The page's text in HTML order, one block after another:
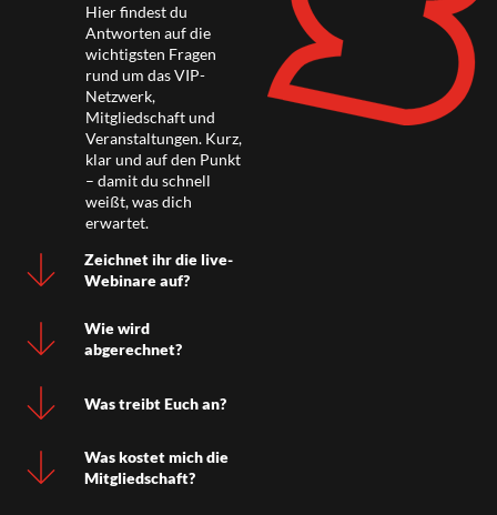
Hier findest du
Antworten auf die
wichtigsten Fragen
rund um das VIP-
Netzwerk,
Mitgliedschaft und
Veranstaltungen. Kurz,
klar und auf den Punkt
– damit du schnell
weißt, was dich
erwartet.
Zeichnet ihr die live-
Webinare auf?
Wie wird
abgerechnet?
Was treibt Euch an?
Was kostet mich die
Mitgliedschaft?